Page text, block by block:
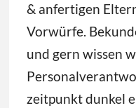
& anfertigen
Vorwürfe.
und gern wissen
zeitpunkt dunkel